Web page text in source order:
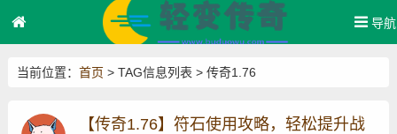
导航
当前位置： 首页 > TAG信息列表 > 传奇1.76
【传奇1.76】符石使用攻略，轻松提升战